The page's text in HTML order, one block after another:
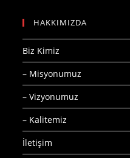
HAKKIMIZDA
Biz Kimiz
– Misyonumuz
– Vizyonumuz
– Kalitemiz
İletişim